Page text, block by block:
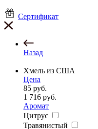
Сертификат
Назад
Хмель из США
Цена
85 руб.
1 716 руб.
Аромат
Цитрус
Травянистый